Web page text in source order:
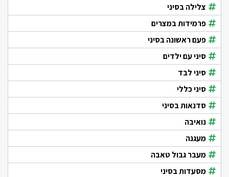
צלילה בסיני
פרמידות במצרים
פעם ראשונה בסיני
סיני עם ילדים
סיני לבד
סיני כללי
סדנאות בסיני
נואיבה
מעגנה
מעבר גבול טאבה
מסעדות בסיני